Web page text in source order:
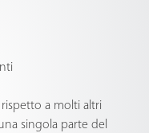
a molti altri
singola parte del